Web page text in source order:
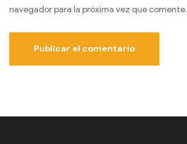
navegador para la próxima vez que comente.